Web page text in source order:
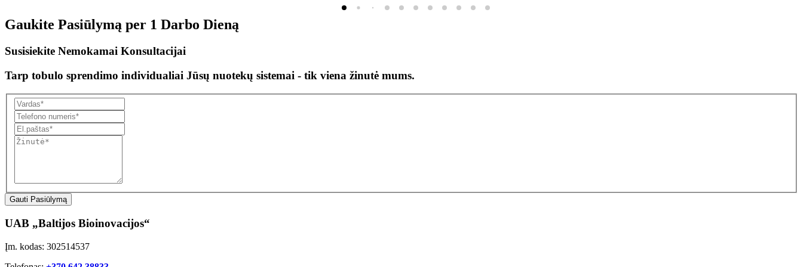
Gaukite Pasiūlymą per 1 Darbo Dieną
Susisiekite Nemokamai Konsultacijai
Tarp tobulo sprendimo individualiai Jūsų nuotekų sistemai - tik viena žinutė mums.
Gauti Pasiūlymą
UAB „Baltijos Bioinovacijos“
Įm. kodas: 302514537